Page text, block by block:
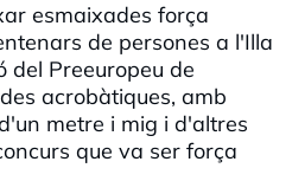
esmaixades força
de persones a l'Illa
del Preeuropeu de
acrobàtiques, amb
metre i mig i d'altres
que va ser força